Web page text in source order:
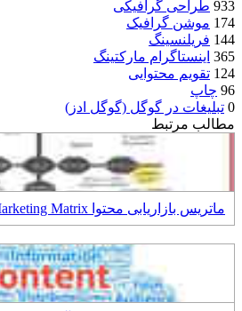
933 طراحی گرافیکی
174 موشن گرافیک
144 فریلنسینگ
365 اینستاگرام مارکتینگ
124 تقویم محتوایی
96 چاپ
0 تبلیغات در گوگل (گوگل ادز)
مطالب مرتبط
ماتریس بازاریابی محتوا Content Marketing Matrix چیست؟